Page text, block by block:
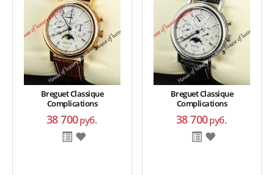
Breguet Classique
Complications
38 700руб.
Breguet Classique
Complications
38 700руб.